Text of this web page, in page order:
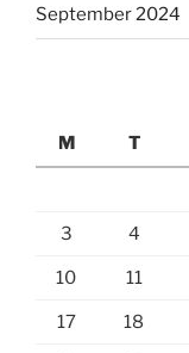
September 2024
M
T
3 4
10 11
17 18